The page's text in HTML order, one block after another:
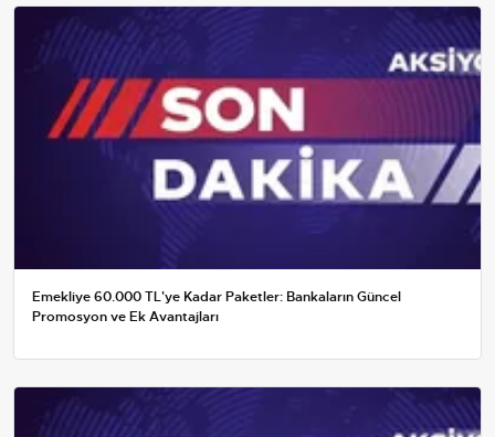
Emekliye 60.000 TL'ye Kadar Paketler: Bankaların Güncel
Promosyon ve Ek Avantajları